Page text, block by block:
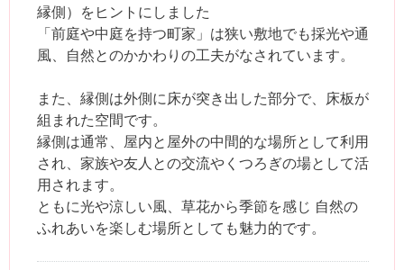
縁側）をヒントにしました
「前庭や中庭を持つ町家」は狭い敷地でも採光や通
風、自然とのかかわりの工夫がなされています。
また、縁側は外側に床が突き出した部分で、床板が
組まれた空間です。
縁側は通常、屋内と屋外の中間的な場所として利用
され、家族や友人との交流やくつろぎの場として活
用されます。
ともに光や涼しい風、草花から季節を感じ 自然の
ふれあいを楽しむ場所としても魅力的です。